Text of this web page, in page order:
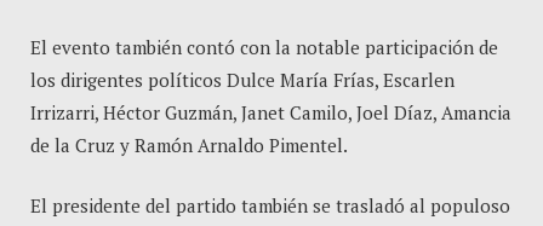
El evento también contó con la notable participación de
los dirigentes políticos Dulce María Frías, Escarlen
Irrizarri, Héctor Guzmán, Janet Camilo, Joel Díaz, Amancia
de la Cruz y Ramón Arnaldo Pimentel.
El presidente del partido también se trasladó al populoso